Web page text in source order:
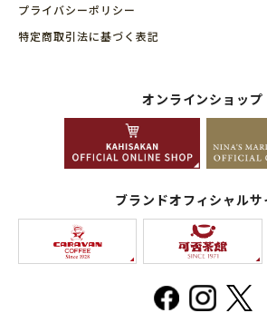
プライバシーポリシー
特定商取引法に基づく表記
オンラインショップ
ブランドオフィシャルサ